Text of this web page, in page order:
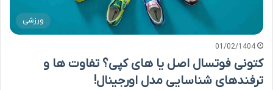
ورزشی
01/02/1404
کتونی فوتسال اصل یا های کپی؟ تفاوت ها و
ترفندهای شناسایی مدل اورجینال!